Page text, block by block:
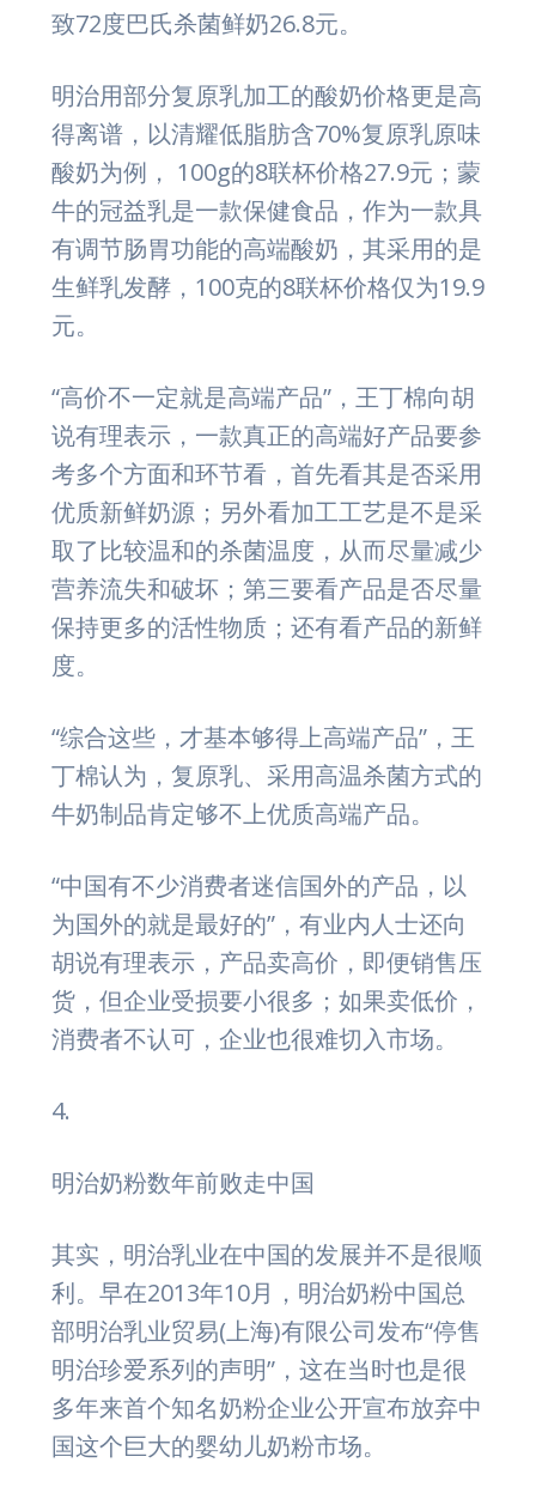
致72度巴氏杀菌鲜奶26.8元。
明治用部分复原乳加工的酸奶价格更是高
得离谱，以清耀低脂肪含70%复原乳原味
酸奶为例， 100g的8联杯价格27.9元；蒙
牛的冠益乳是一款保健食品，作为一款具
有调节肠胃功能的高端酸奶，其采用的是
生鲜乳发酵，100克的8联杯价格仅为19.9
元。
“高价不一定就是高端产品”，王丁棉向胡
说有理表示，一款真正的高端好产品要参
考多个方面和环节看，首先看其是否采用
优质新鲜奶源；另外看加工工艺是不是采
取了比较温和的杀菌温度，从而尽量减少
营养流失和破坏；第三要看产品是否尽量
保持更多的活性物质；还有看产品的新鲜
度。
“综合这些，才基本够得上高端产品”，王
丁棉认为，复原乳、采用高温杀菌方式的
牛奶制品肯定够不上优质高端产品。
“中国有不少消费者迷信国外的产品，以
为国外的就是最好的”，有业内人士还向
胡说有理表示，产品卖高价，即便销售压
货，但企业受损要小很多；如果卖低价，
消费者不认可，企业也很难切入市场。
4.
明治奶粉数年前败走中国
其实，明治乳业在中国的发展并不是很顺
利。早在2013年10月，明治奶粉中国总
部明治乳业贸易(上海)有限公司发布“停售
明治珍爱系列的声明”，这在当时也是很
多年来首个知名奶粉企业公开宣布放弃中
国这个巨大的婴幼儿奶粉市场。